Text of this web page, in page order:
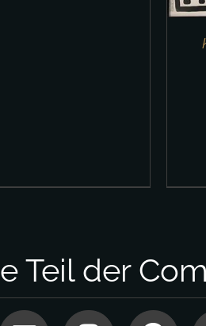
Teil der